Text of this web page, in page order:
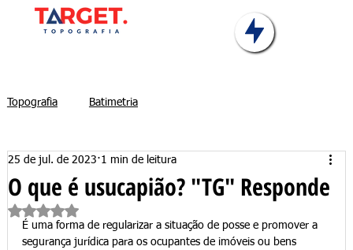
Topografia Batimetria
O que é usucapião? "TG" Responde
25 de jul. de 2023 1 min de leitura
Avaliado com NaN de 5 estrelas.
É uma forma de regularizar a situação de posse e promover a
segurança jurídica para os ocupantes de imóveis ou bens